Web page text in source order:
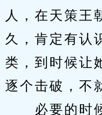
人，在天策王
久，肯定有认
类，到时候让
逐个击破，不
必要的时候